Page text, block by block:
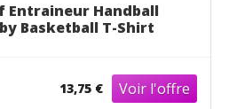
Entraineur Handball
Basketball T-Shirt
13,75 €